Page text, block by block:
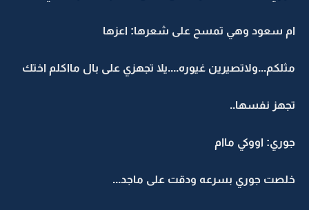
ام سعود وهي تمسح على شعرها: اعزها
مثلكم...ولاتصيرين غيوره....يلا تجهزي على بال مااكلم اختك
تجهز نفسها..
جوري: اووكي ماام
خلصت جوري بسرعه ودقت على ماجد...